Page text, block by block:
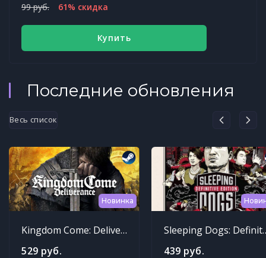
99 руб. 61% скидка
Купить
Последние обновления
Весь список
Новинка
Kingdom Come: Deliverance
529 руб.
Sleeping
439 руб.